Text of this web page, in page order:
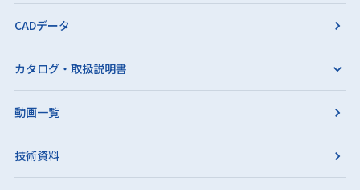
CADデータ
カタログ・取扱説明書
動画一覧
技術資料